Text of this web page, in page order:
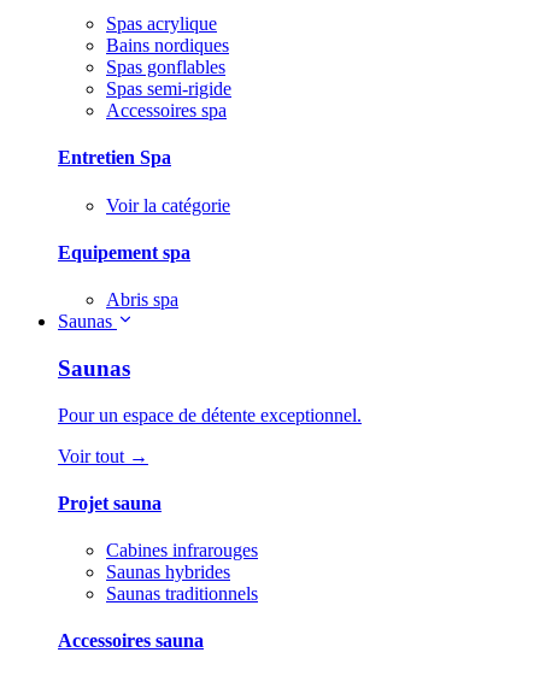
Spas acrylique
Bains nordiques
Spas gonflables
Spas semi-rigide
Accessoires spa
Entretien Spa
Voir la catégorie
Equipement spa
Abris spa
Saunas
Saunas
Pour un espace de détente exceptionnel.
Voir tout →
Projet sauna
Cabines infrarouges
Saunas hybrides
Saunas traditionnels
Accessoires sauna